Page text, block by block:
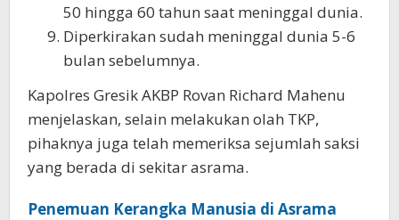
50 hingga 60 tahun saat meninggal dunia.
Diperkirakan sudah meninggal dunia 5-6
bulan sebelumnya.
Kapolres Gresik AKBP Rovan Richard Mahenu
menjelaskan, selain melakukan olah TKP,
pihaknya juga telah memeriksa sejumlah saksi
yang berada di sekitar asrama.
Penemuan Kerangka Manusia di Asrama